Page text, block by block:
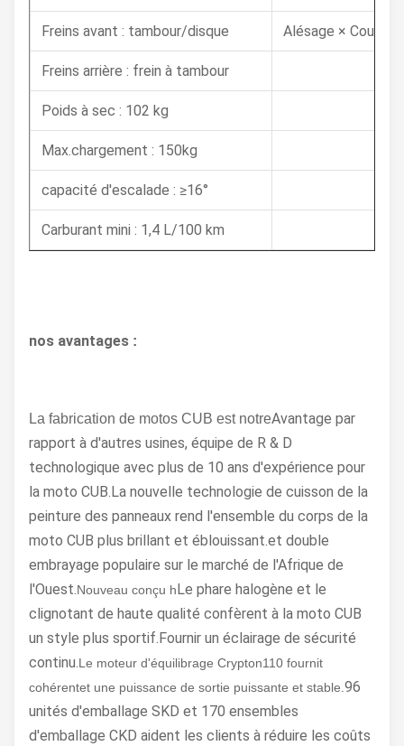
Freins avant : tambour/disque Alésage × Course
Freins arrière : frein à tambour
Poids à sec : 102 kg
Max.chargement : 150kg
capacité d'escalade : ≥16°
Carburant mini : 1,4 L/100 km
nos avantages :
La fabrication de motos CUB est notreAvantage par
rapport à d'autres usines, équipe de R & D
technologique avec plus de 10 ans d'expérience pour
la moto CUB.La nouvelle technologie de cuisson de la
peinture des panneaux rend l'ensemble du corps de la
moto CUB plus brillant et éblouissant.et double
embrayage populaire sur le marché de l'Afrique de
l'Ouest.Nouveau conçu hLe phare halogène et le
clignotant de haute qualité confèrent à la moto CUB
un style plus sportif.Fournir un éclairage de sécurité
continu.Le moteur d'équilibrage Crypton110 fournit
cohérentet une puissance de sortie puissante et stable. 96
unités d'emballage SKD et 170 ensembles
d'emballage CKD aident les clients à réduire les coûts